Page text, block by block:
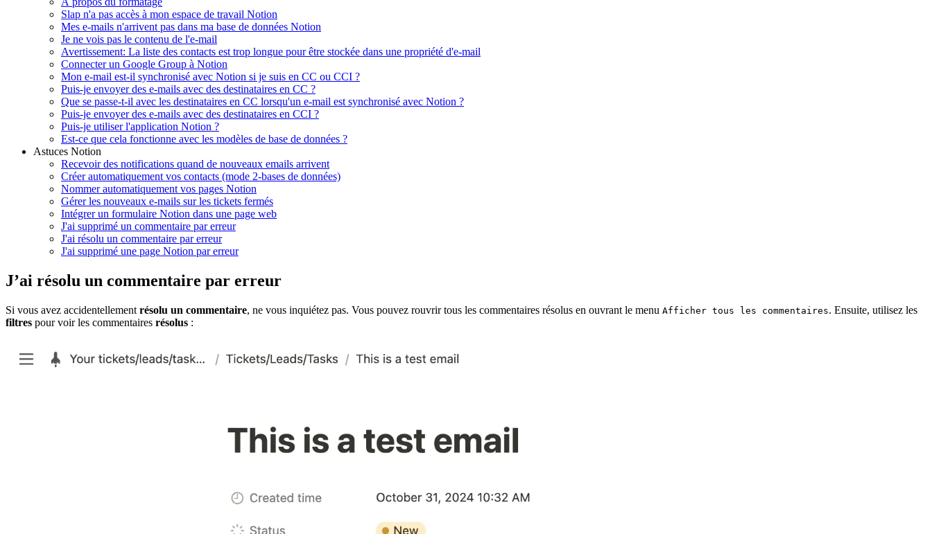
Slap n'a pas accès à mon espace de travail Notion
Mes e-mails n'arrivent pas dans ma base de données Notion
Je ne vois pas le contenu de l'e-mail
Avertissement: La liste des contacts est trop longue pour être stockée dans une propriété d'e-mail
Connecter un Google Group à Notion
Mon e-mail est-il synchronisé avec Notion si je suis en CC ou CCI ?
Puis-je envoyer des e-mails avec des destinataires en CC ?
Que se passe-t-il avec les destinataires en CC lorsqu'un e-mail est synchronisé avec Notion ?
Puis-je envoyer des e-mails avec des destinataires en CCI ?
Puis-je utiliser l'application Notion ?
Est-ce que cela fonctionne avec les modèles de base de données ?
Astuces Notion
Recevoir des notifications quand de nouveaux emails arrivent
Créer automatiquement vos contacts (mode 2-bases de données)
Nommer automatiquement vos pages Notion
Gérer les nouveaux e-mails sur les tickets fermés
Intégrer un formulaire Notion dans une page web
J'ai supprimé un commentaire par erreur
J'ai résolu un commentaire par erreur
J'ai supprimé une page Notion par erreur
J’ai résolu un commentaire par erreur
Si vous avez accidentellement résolu un commentaire, ne vous inquiétez pas. Vous pouvez rouvrir tous les commentaires résolus en ouvrant le menu Afficher tous les commentaires. Ensuite, utilisez les
filtres pour voir les commentaires résolus :